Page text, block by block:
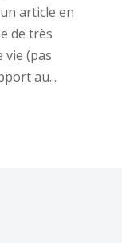
article en
de très
vie (pas
au...